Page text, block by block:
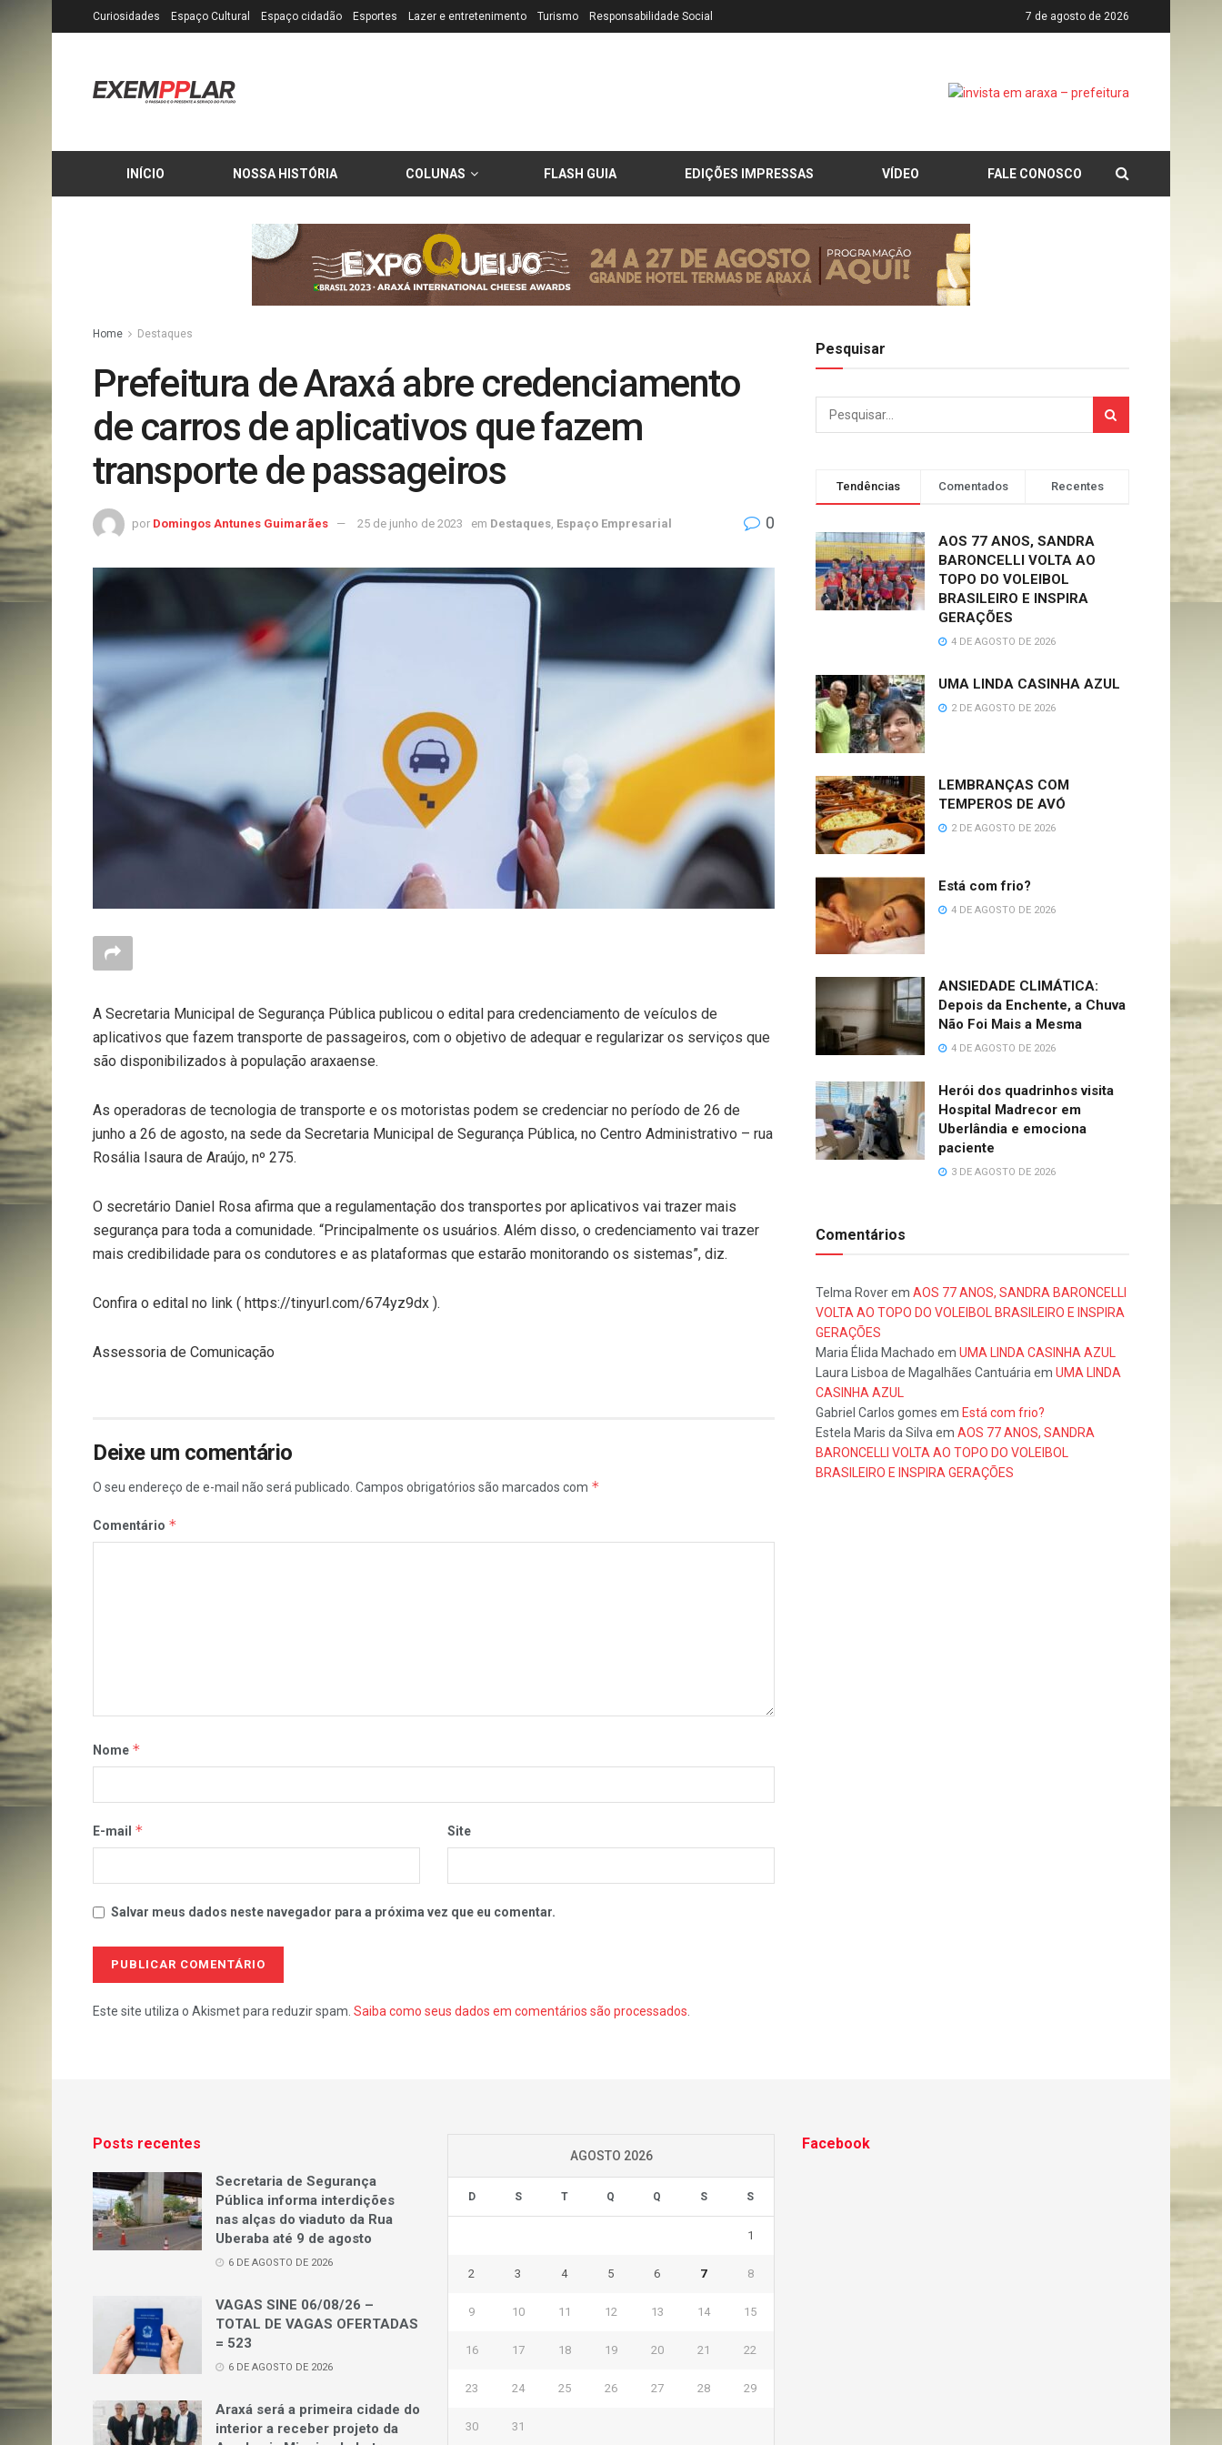
Curiosidades Espaço Cultural Espaço cidadão Esportes Lazer e entretenimento Turismo Responsabilidade Social 7 de agosto de 2026
INÍCIO NOSSA HISTÓRIA COLUNAS FLASH GUIA EDIÇÕES IMPRESSAS VÍDEO FALE CONOSCO
Home Destaques
Prefeitura de Araxá abre credenciamento
de carros de aplicativos que fazem
transporte de passageiros
por Domingos Antunes Guimarães 25 de junho de 2023 em Destaques Espaço Empresarial 0
A Secretaria Municipal de Segurança Pública publicou o edital para credenciamento de veículos de
aplicativos que fazem transporte de passageiros, com o objetivo de adequar e regularizar os serviços que
são disponibilizados à população araxaense.
As operadoras de tecnologia de transporte e os motoristas podem se credenciar no período de 26 de
junho a 26 de agosto, na sede da Secretaria Municipal de Segurança Pública, no Centro Administrativo – rua
Rosália Isaura de Araújo, nº 275.
O secretário Daniel Rosa afirma que a regulamentação dos transportes por aplicativos vai trazer mais
segurança para toda a comunidade. “Principalmente os usuários. Além disso, o credenciamento vai trazer
mais credibilidade para os condutores e as plataformas que estarão monitorando os sistemas”, diz.
Confira o edital no link ( https://tinyurl.com/674yz9dx ).
Assessoria de Comunicação
Deixe um comentário
O seu endereço de e-mail não será publicado. Campos obrigatórios são marcados com *
Comentário *
Nome *
E-mail * Site
Salvar meus dados neste navegador para a próxima vez que eu comentar.
Este site utiliza o Akismet para reduzir spam. Saiba como seus dados em comentários são processados
Pesquisar
Tendências Comentados Recentes
AOS 77 ANOS, SANDRA
BARONCELLI VOLTA AO
TOPO DO VOLEIBOL
BRASILEIRO E INSPIRA
GERAÇÕES
4 DE AGOSTO DE 2026
UMA LINDA CASINHA AZUL
2 DE AGOSTO DE 2026
LEMBRANÇAS COM
TEMPEROS DE AVÓ
2 DE AGOSTO DE 2026
Está com frio?
4 DE AGOSTO DE 2026
ANSIEDADE CLIMÁTICA:
Depois da Enchente, a Chuva
Não Foi Mais a Mesma
4 DE AGOSTO DE 2026
Herói dos quadrinhos visita
Hospital Madrecor em
Uberlândia e emociona
paciente
3 DE AGOSTO DE 2026
Comentários
Telma Roverem AOS 77 ANOS, SANDRA BARONCELLI
VOLTA AO TOPO DO VOLEIBOL BRASILEIRO E INSPIRA
GERAÇÕES
Maria Élida Machado em UMA LINDA CASINHA AZUL
Laura Lisboa de Magalhães Cantuáriaem UMA LINDA
CASINHA AZUL
Gabriel Carlos gomes em Está com frio?
Estela Maris da Silvaem AOS 77 ANOS, SANDRA
BARONCELLI VOLTA AO TOPO DO VOLEIBOL
BRASILEIRO E INSPIRA GERAÇÕES
Posts recentes
Secretaria de Segurança
Pública informa interdições
nas alças do viaduto da Rua
Uberaba até 9 de agosto
6 DE AGOSTO DE 2026
VAGAS SINE 06/08/26 –
TOTAL DE VAGAS OFERTADAS
= 523
6 DE AGOSTO DE 2026
Araxá será a primeira cidade do
interior a receber projeto da
AGOSTO 2026
D S T Q Q S S
1
2 3 4 5 6 7 8
9 10 11 12 13 14 15
16 17 18 19 20 21 22
23 24 25 26 27 28 29
30 31
Facebook